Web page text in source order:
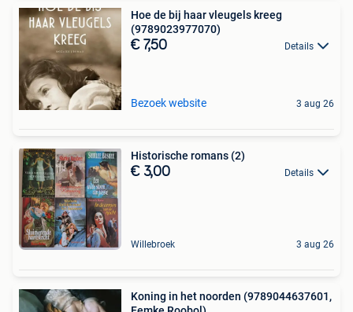
Hoe de bij haar vleugels kreeg
(9789023977070)
€ 7,50 Details
Bezoek website 3 aug 26
Historische romans (2)
€ 3,00 Details
Willebroek 3 aug 26
Koning in het noorden (9789044637601,